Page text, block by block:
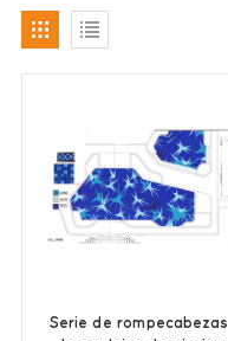
Serie de rompecabezas